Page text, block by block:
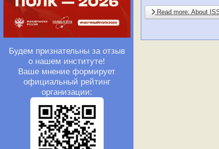
Будем признательны за отзыв
о нашем институте!
Ваше мнение формирует
официальный рейтинг
организации:
Read more: About